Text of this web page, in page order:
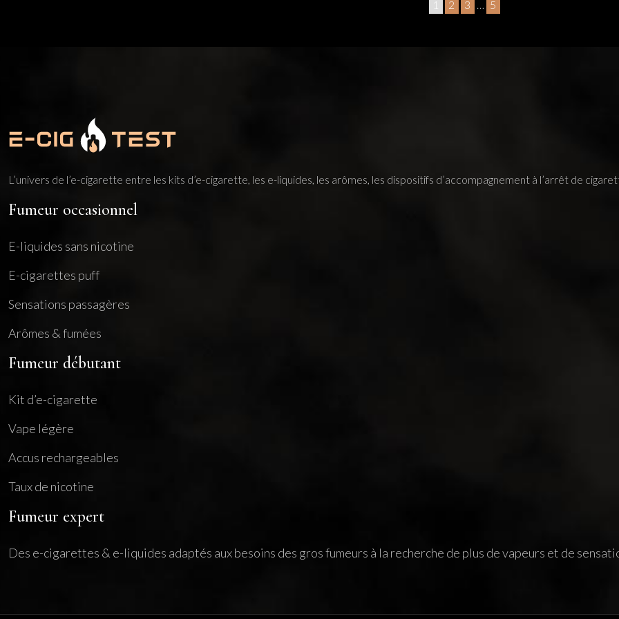
1 2 3 … 5
L’univers de l’e-cigarette entre les kits d’e-cigarette, les e-liquides, les arômes, les dispositifs d’accompagnement à l’arrêt de
Fumeur occasionnel
E-liquides sans nicotine
E-cigarettes puff
Sensations passagères
Arômes & fumées
Fumeur débutant
Kit d’e-cigarette
Vape légère
Accus rechargeables
Taux de nicotine
Fumeur expert
Des e-cigarettes & e-liquides adaptés aux besoins des gros fumeurs à la recherche de plus de vapeurs et de